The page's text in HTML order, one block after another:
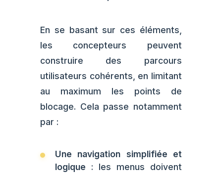
En se basant sur ces éléments,
les concepteurs peuvent
construire des parcours
utilisateurs cohérents, en limitant
au maximum les points de
blocage. Cela passe notamment
par :
Une navigation simplifiée et
logique : les menus doivent